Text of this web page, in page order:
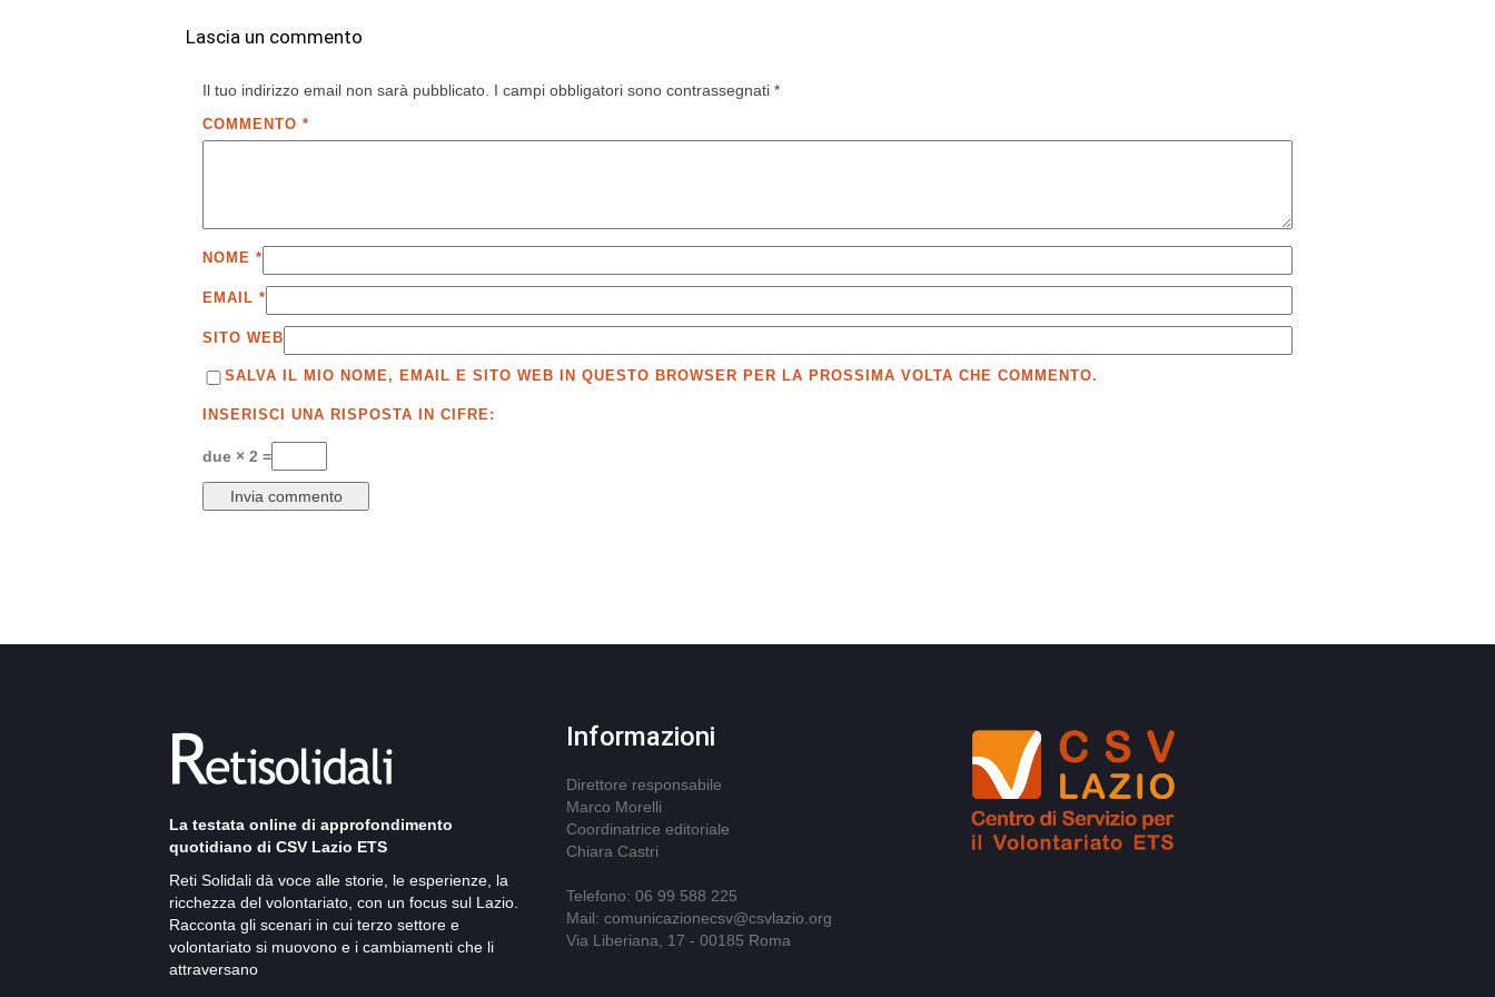
Lascia un commento
Il tuo indirizzo email non sarà pubblicato. I campi obbligatori sono contrassegnati *
COMMENTO *
NOME *
EMAIL *
SITO WEB
SALVA IL MIO NOME, EMAIL E SITO WEB IN QUESTO BROWSER PER LA PROSSIMA VOLTA CHE COMMENTO.
INSERISCI UNA RISPOSTA IN CIFRE:
due × 2 =
La testata online di approfondimento
quotidiano di CSV Lazio ETS
Reti Solidali dà voce alle storie, le esperienze, la
ricchezza del volontariato, con un focus sul Lazio.
Racconta gli scenari in cui terzo settore e
volontariato si muovono e i cambiamenti che li
attraversano
Informazioni
Direttore responsabile
Marco Morelli
Coordinatrice editoriale
Chiara Castri
Telefono: 06 99 588 225
Mail: comunicazionecsv@csvlazio.org
Via Liberiana, 17 - 00185 Roma